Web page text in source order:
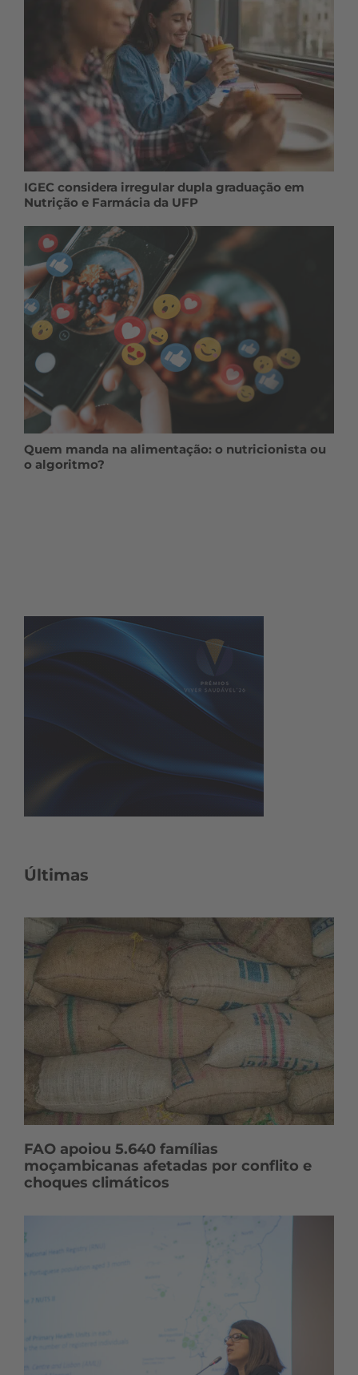
IGEC considera irregular dupla graduação em
Nutrição e Farmácia da UFP
Quem manda na alimentação: o nutricionista ou
o algoritmo?
Últimas
FAO apoiou 5.640 famílias
moçambicanas afetadas por conflito e
choques climáticos